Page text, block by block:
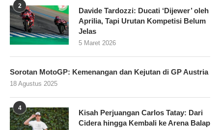
2
Davide Tardozzi: Ducati ‘Dijewer’ oleh
Aprilia, Tapi Urutan Kompetisi Belum
Jelas
5 Maret 2026
Sorotan MotoGP: Kemenangan dan Kejutan di GP Austria
18 Agustus 2025
4
Kisah Perjuangan Carlos Tatay: Dari
Cidera hingga Kembali ke Arena Balap